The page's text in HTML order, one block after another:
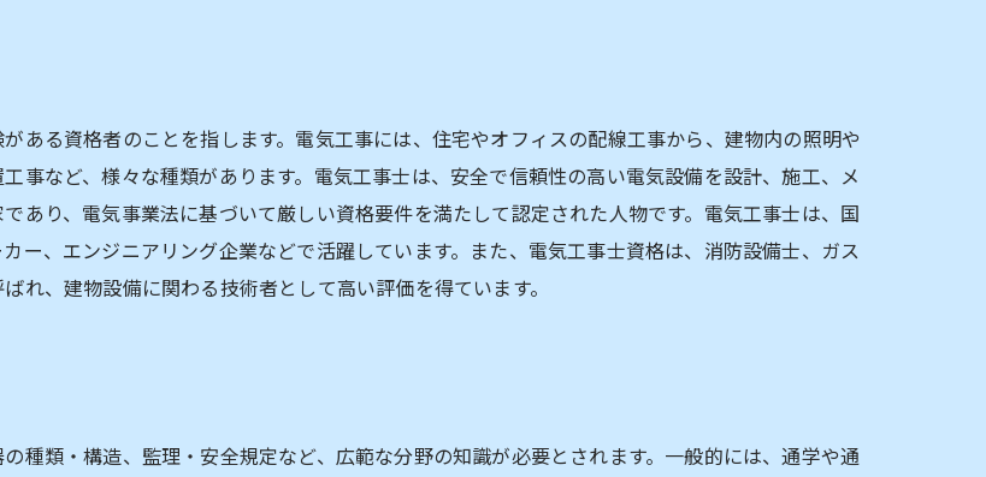
ある資格者のことを指します。電気工事には、住宅やオフィスの配線工事から、建物内の照明や
事など、様々な種類があります。電気工事士は、安全で信頼性の高い電気設備を設計、施工、メ
あり、電気事業法に基づいて厳しい資格要件を満たして認定された人物です。電気工事士は、国
ー、エンジニアリング企業などで活躍しています。また、電気工事士資格は、消防設備士、ガス
れ、建物設備に関わる技術者として高い評価を得ています。
種類・構造、監理・安全規定など、広範な分野の知識が必要とされます。一般的には、通学や通